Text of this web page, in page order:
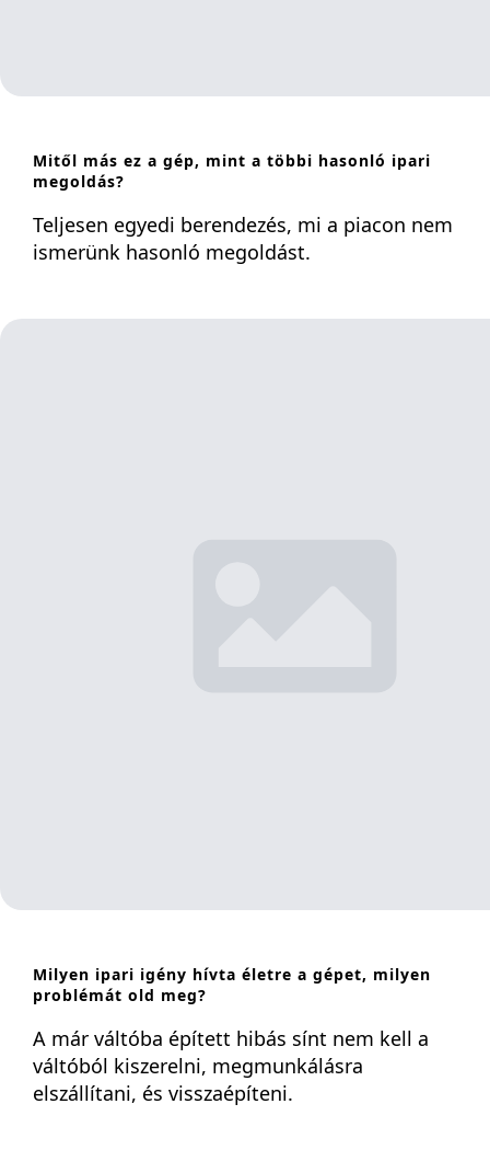
Mitől más ez a gép, mint a többi hasonló ipari
megoldás?
Teljesen egyedi berendezés, mi a piacon nem
ismerünk hasonló megoldást.
Milyen ipari igény hívta életre a gépet, milyen
problémát old meg?
A már váltóba épített hibás sínt nem kell a
váltóból kiszerelni, megmunkálásra
elszállítani, és visszaépíteni.